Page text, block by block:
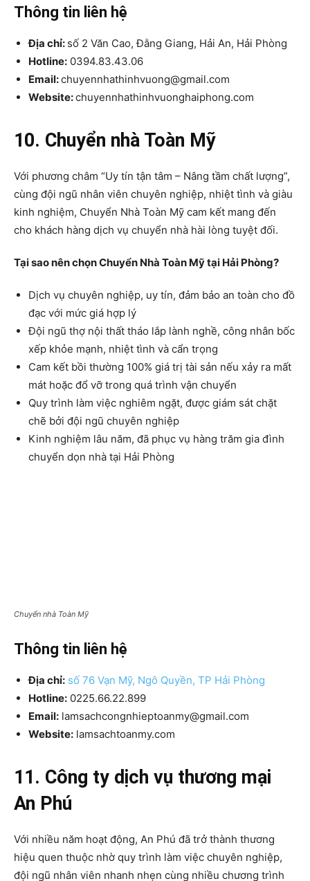
Thông tin liên hệ
Địa chỉ: số 2 Văn Cao, Đằng Giang, Hải An, Hải Phòng
Hotline: 0394.83.43.06
Email:chuyennhathinhvuong@gmail.com
Website:chuyennhathinhvuonghaiphong.com
10. Chuyển nhà Toàn Mỹ
Với phương châm “Uy tín tận tâm – Nâng tầm chất lượng”,
cùng đội ngũ nhân viên chuyên nghiệp, nhiệt tình và giàu
kinh nghiệm, Chuyển Nhà Toàn Mỹ cam kết mang đến
cho khách hàng dịch vụ chuyển nhà hài lòng tuyệt đối.
Tại sao nên chọn Chuyển Nhà Toàn Mỹ tại Hải Phòng?
Dịch vụ chuyên nghiệp, uy tín, đảm bảo an toàn cho đồ
đạc với mức giá hợp lý
Đội ngũ thợ nội thất tháo lắp lành nghề, công nhân bốc
xếp khỏe mạnh, nhiệt tình và cẩn trọng
Cam kết bồi thường 100% giá trị tài sản nếu xảy ra mất
mát hoặc đổ vỡ trong quá trình vận chuyển
Quy trình làm việc nghiêm ngặt, được giám sát chặt
chẽ bởi đội ngũ chuyên nghiệp
Kinh nghiệm lâu năm, đã phục vụ hàng trăm gia đình
chuyển dọn nhà tại Hải Phòng
Chuyển nhà Toàn Mỹ
Thông tin liên hệ
Địa chỉ: số 76 Vạn Mỹ, Ngô Quyền, TP Hải Phòng
Hotline: 0225.66.22.899
Email: lamsachcongnhieptoanmy@gmail.com
Website: lamsachtoanmy.com
11. Công ty dịch vụ thương mại
An Phú
Với nhiều năm hoạt động, An Phú đã trở thành thương
hiệu quen thuộc nhờ quy trình làm việc chuyên nghiệp,
đội ngũ nhân viên nhanh nhẹn cùng nhiều chương trình